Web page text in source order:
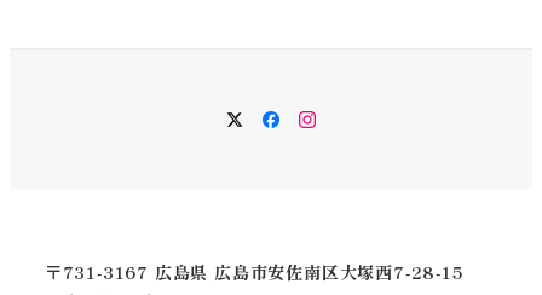
Twitter
Facebook
Instagram
〒731-3167 広島県 広島市安佐南区大塚西7-28-15